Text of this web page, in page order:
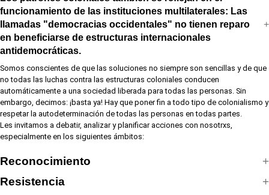
funcionamiento de las instituciones multilaterales: Las
llamadas "democracias occidentales" no tienen reparo
en beneficiarse de estructuras internacionales
antidemocráticas.
Somos conscientes de que las soluciones no siempre son sencillas y de que
no todas las luchas contra las estructuras coloniales conducen
automáticamente a una sociedad liberada para todas las personas. Sin
embargo, decimos: ¡basta ya! Hay que poner fin a todo tipo de colonialismo y
respetar la autodeterminación de todas las personas en todas partes.
Les invitamos a debatir, analizar y planificar acciones con nosotrxs,
especialmente en los siguientes ámbitos:
Reconocimiento
Resistencia